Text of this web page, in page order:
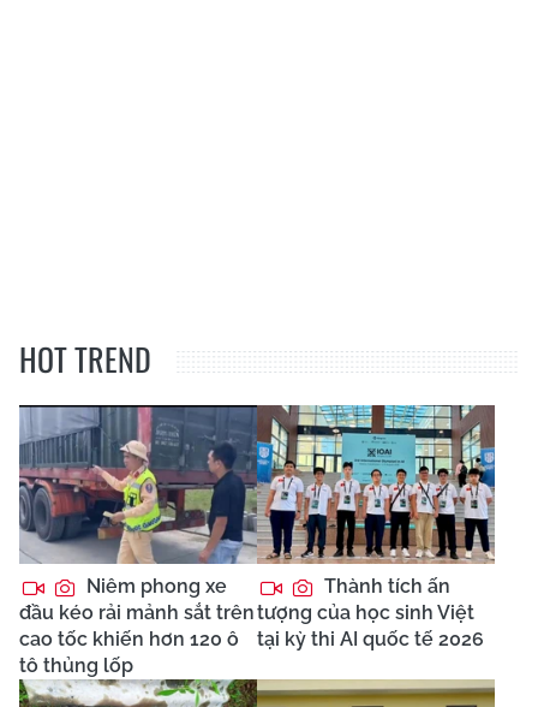
HOT TREND
Niêm phong xe
đầu kéo rải mảnh sắt trên
cao tốc khiến hơn 120 ô
tô thủng lốp
Thành tích ấn
tượng của học sinh Việt
tại kỳ thi AI quốc tế 2026